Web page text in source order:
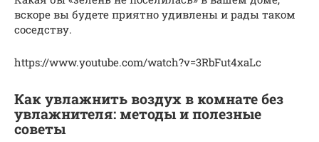
вскоре вы будете приятно удивлены и рады таком
соседству.
https://www.youtube.com/watch?v=3RbFut4xaLc
Как увлажнить воздух в комнате без
увлажнителя: методы и полезные
советы